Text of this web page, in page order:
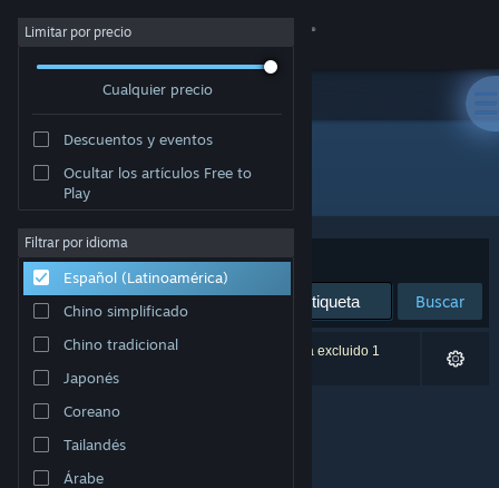
Iniciar sesión
Acerca de
Soporte
Cambiar idioma
Obtener la aplicación de Steam Mobile
Ver versión clásica
Limitar por precio
Cualquier precio
Descuentos y eventos
Ocultar los artículos Free to
Play
Filtrar por idioma
Español (Latinoamérica)
Chino simplificado
Chino tradicional
Japonés
Coreano
Tailandés
Árabe
Editor: Keone
Ordenar por Relevancia
Buscar
0 resultado(s) coinciden con la búsqueda. Se ha excluido 1
título según tus preferencias.